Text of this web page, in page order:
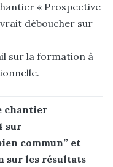
« Prospective
déboucher sur
sur la formation à
chantier
sur
commun” et
sur les résultats